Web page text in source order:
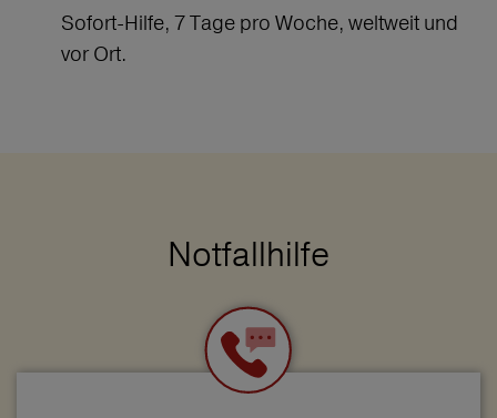
Sofort-Hilfe, 7 Tage pro Woche, weltweit und
vor Ort.
Notfallhilfe